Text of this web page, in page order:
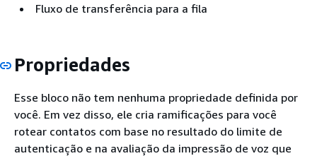
Fluxo de transferência para a fila
Propriedades
Esse bloco não tem nenhuma propriedade definida por
você. Em vez disso, ele cria ramificações para você
rotear contatos com base no resultado do limite de
autenticação e na avaliação da impressão de voz que